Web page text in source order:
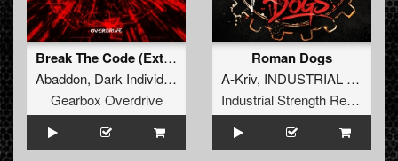
Break The Code (Extended Mix)
Abaddon, Dark Individual Screecher,Tharoza,Rosbeek
Gearbox Overdrive
Roman Dogs
A-Kriv, INDUSTRIAL TECHNO MILITIA
Industrial Strength Records